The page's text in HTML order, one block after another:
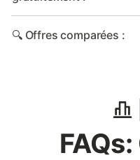
🔍 Offres comparées :